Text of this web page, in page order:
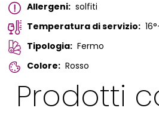
Allergeni: solfiti
Temperatura di servizio:
Tipologia: Fermo
Colore: Rosso
Prodotti